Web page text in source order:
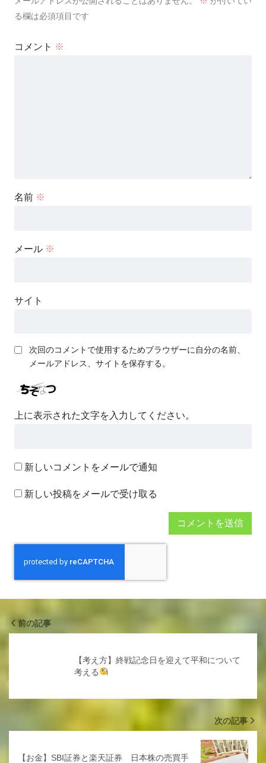
る欄は必須項目です
コメント ※
名前 ※
メール ※
サイト
次回のコメントで使用するためブラウザーに自分の名前、
メールアドレス、サイトを保存する。
上に表示された文字を入力してください。
新しいコメントをメールで通知
新しい投稿をメールで受け取る
前の記事
【考え方】終戦記念日を迎えて平和について
考える
次の記事
【お金】SBI証券と楽天証券 日本株の売買手